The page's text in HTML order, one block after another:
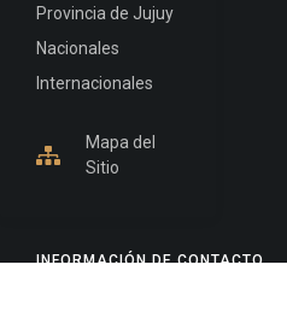
INFORMACIÓN DE CONTACTO
Provincia de Jujuy
Nacionales
Internacionales
Mapa del
Sitio